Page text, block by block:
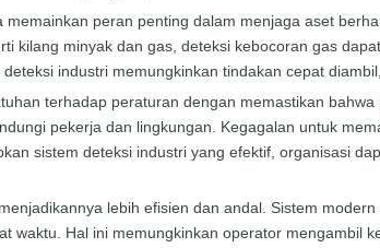
peran penting dalam menjaga aset
kilang minyak dan gas, deteksi kebocoran gas
industri memungkinkan tindakan cepat
terhadap peraturan dengan memastikan
pekerja dan lingkungan. Kegagalan untuk
sistem deteksi industri yang efektif, organisasi
lebih efisien dan andal. Sistem
waktu. Hal ini memungkinkan operator mengambil